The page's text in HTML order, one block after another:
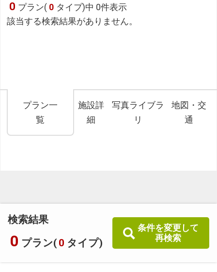
検索結果
0 プラン( 0 タイプ)
条件を変更して
再検索
0 プラン( 0 タイプ)中 0件表示
該当する検索結果がありません。
プラン一
覧
施設詳
細
写真ライブラ
リ
地図・交
通